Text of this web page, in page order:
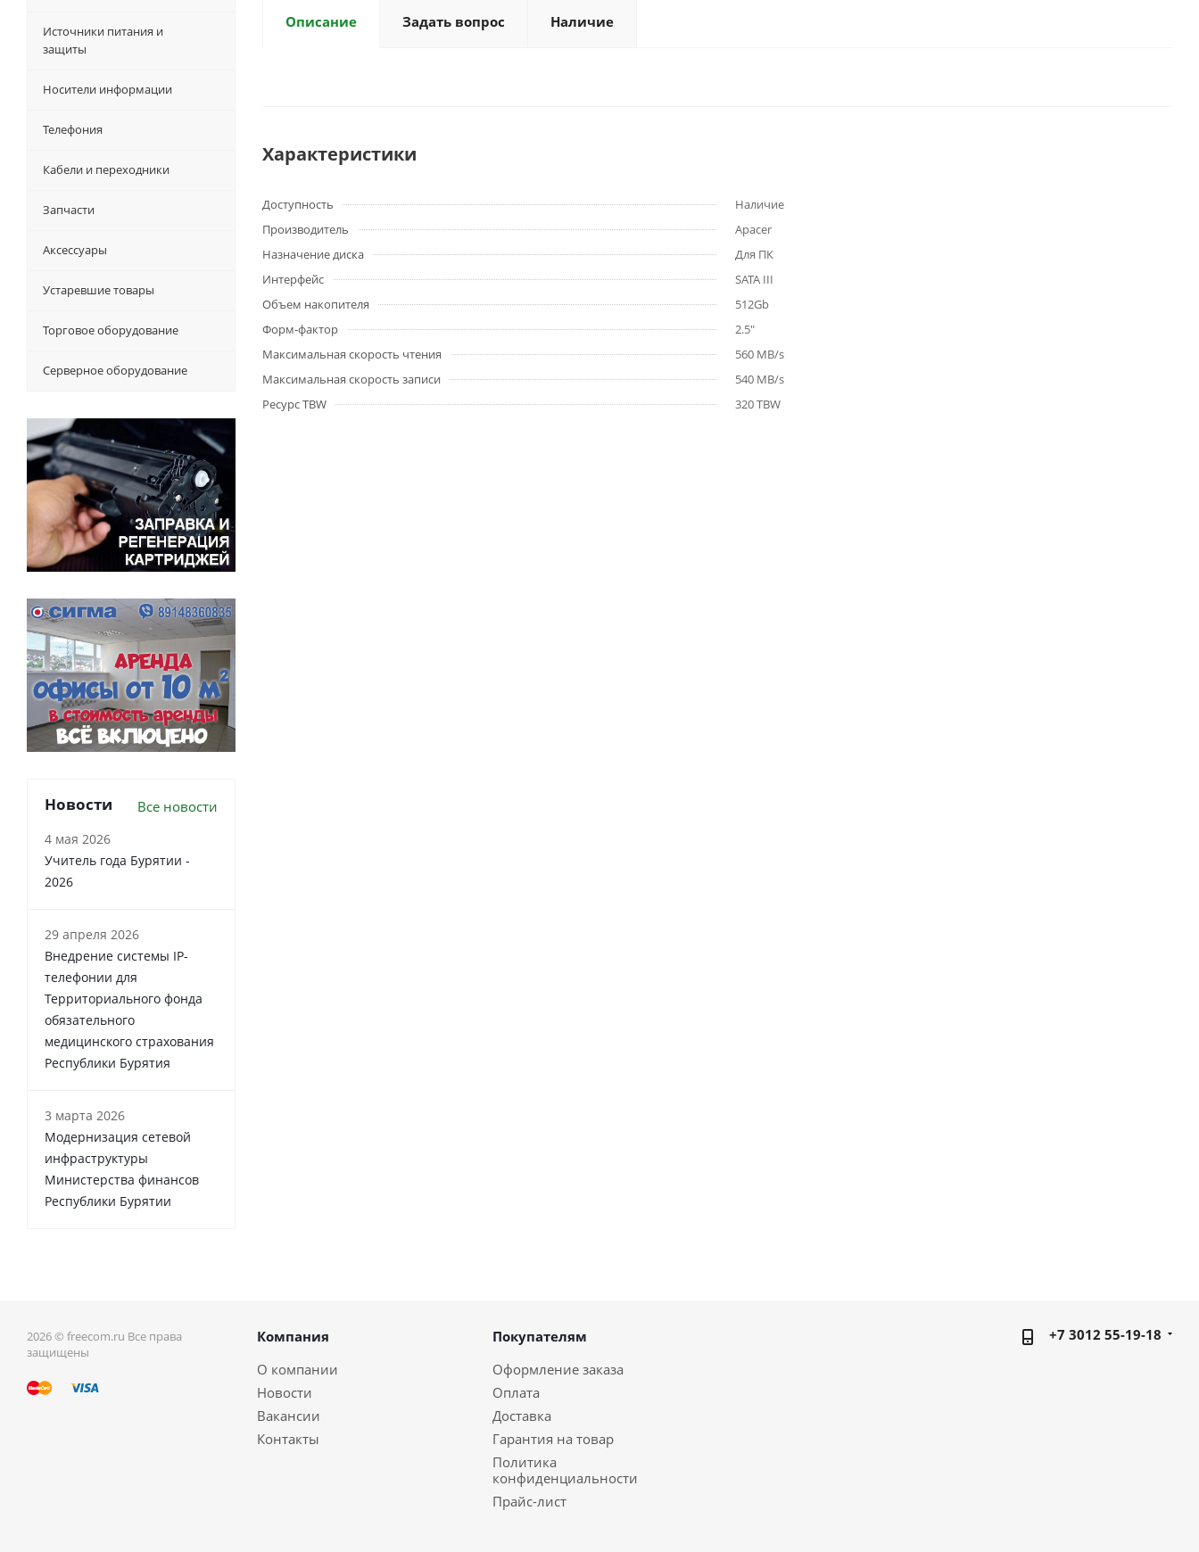
Описание Задать вопрос Наличие
Характеристики
Доступность
Наличие
Производитель
Apacer
Назначение диска
Для ПК
Интерфейс
SATA III
Объем накопителя
512Gb
Форм-фактор
2.5"
Максимальная скорость чтения
560 MB/s
Максимальная скорость записи
540 MB/s
Ресурс TBW
320 TBW
Источники питания и
защиты
Носители информации
Телефония
Кабели и переходники
Запчасти
Аксессуары
Устаревшие товары
Торговое оборудование
Серверное оборудование
Новости Все новости
4 мая 2026
Учитель года Бурятии -
2026
29 апреля 2026
Внедрение системы IP-
телефонии для
Территориального фонда
обязательного
медицинского страхования
Республики Бурятия
3 марта 2026
Модернизация сетевой
инфраструктуры
Министерства финансов
Республики Бурятии
2026 © freecom.ru Все права
защищены
Компания
О компании
Новости
Вакансии
Контакты
Покупателям
Оформление заказа
Оплата
Доставка
Гарантия на товар
Политика
конфиденциальности
Прайс-лист
+7 3012 55-19-18